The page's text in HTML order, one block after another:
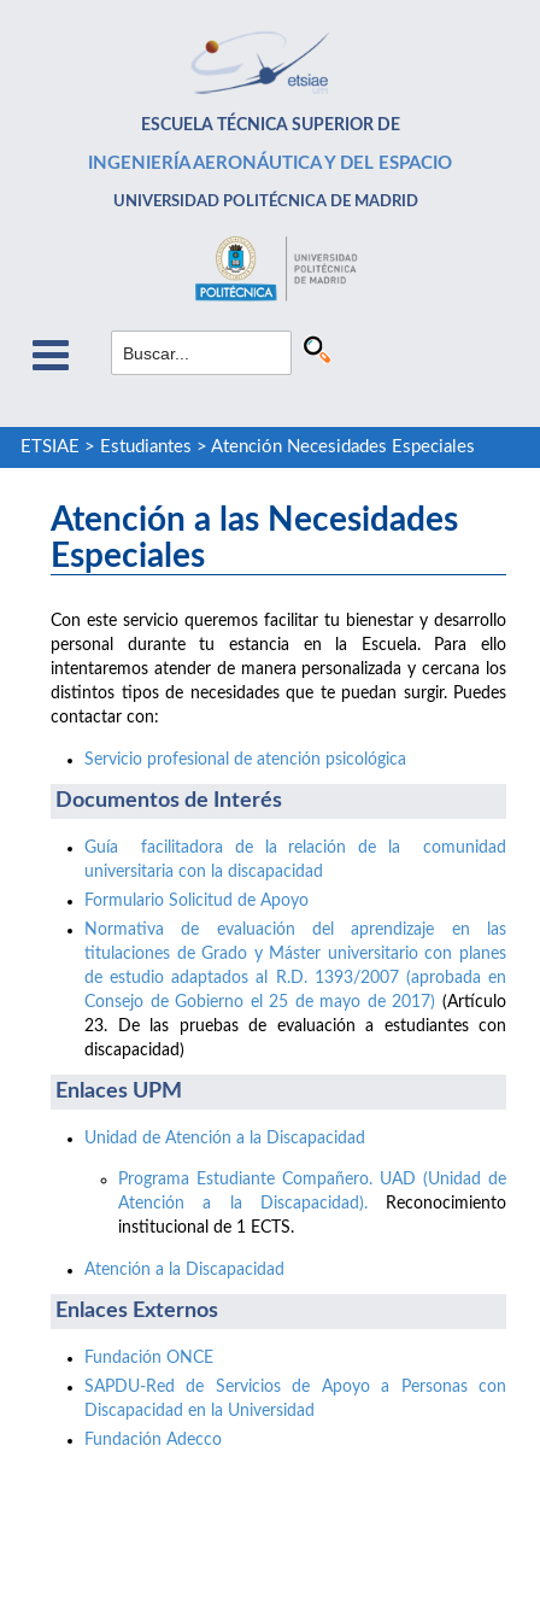
ESCUELA TÉCNICA SUPERIOR DE
INGENIERÍA AERONÁUTICA Y DEL ESPACIO
UNIVERSIDAD POLITÉCNICA DE MADRID
ETSIAE > Estudiantes > Atención Necesidades Especiales
Atención a las Necesidades
Especiales
Con este servicio queremos facilitar tu bienestar y desarrollo
personal durante tu estancia en la Escuela. Para ello
intentaremos atender de manera personalizada y cercana los
distintos tipos de necesidades que te puedan surgir. Puedes
contactar con:
Servicio profesional de atención psicológica
Documentos de Interés
Guía facilitadora de la relación de la comunidad
universitaria con la discapacidad
Formulario Solicitud de Apoyo
Normativa de evaluación del aprendizaje en las
titulaciones de Grado y Máster universitario con planes
de estudio adaptados al R.D. 1393/2007 (aprobada en
Consejo de Gobierno el 25 de mayo de 2017) (Artículo
23. De las pruebas de evaluación a estudiantes con
discapacidad)
Enlaces UPM
Unidad de Atención a la Discapacidad
Programa Estudiante Compañero. UAD (Unidad de
Atención a la Discapacidad).Reconocimiento
institucional de 1 ECTS.
Atención a la Discapacidad
Enlaces Externos
Fundación ONCE
SAPDU-Red de Servicios de Apoyo a Personas con
Discapacidad en la Universidad
Fundación Adecco